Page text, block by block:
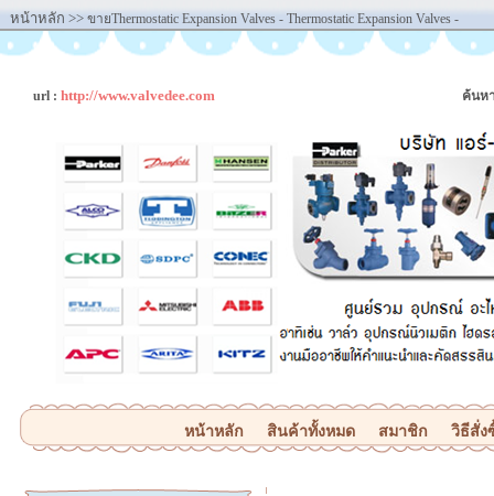
หน้าหลัก >> ขายThermostatic Expansion Valves - Thermostatic Expansion Valves -
url : http://www.valvedee.com ค้นห
หน้าหลัก สินค้าทั้งหมด สมาชิก วิธีสั่